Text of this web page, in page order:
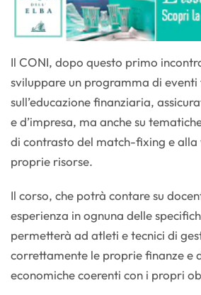
Il CONI, dopo questo primo
sviluppare un programma di
sull’educazione finanziaria,
e d’impresa, ma anche su
di contrasto del match-fixing e
proprie risorse.
Il corso, che potrà contare su
esperienza in ognuna delle
permetterà ad atleti e tecnici di
correttamente le proprie finanze e
economiche coerenti con i propri